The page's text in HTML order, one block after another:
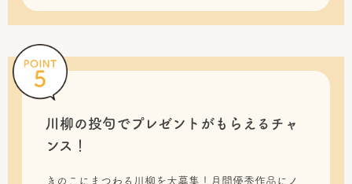
川柳の投句でプレゼントがもらえるチャ
ンス！
きのこにまつわる川柳を大募集！月間優秀作品にノ